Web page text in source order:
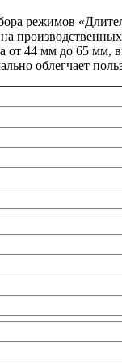
режимов
от 44 мм до 65
облегчает